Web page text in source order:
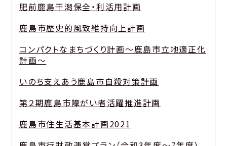
肥前鹿島干潟保全・利活用計画
鹿島市歴史的風致維持向上計画
コンパクトなまちづくり計画～鹿島市立地適正化
計画～
いのち支えあう鹿島市自殺対策計画
第２期鹿島市障がい者活躍推進計画
鹿島市住生活基本計画2021